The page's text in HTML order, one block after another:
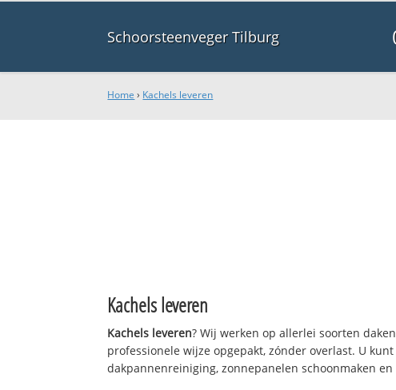
Schoorsteenveger Tilburg
Home › Kachels leveren
Kachels leveren
Kachels leveren? Wij werken op allerlei soorten
professionele wijze opgepakt, zónder overlast. U
dakpannenreiniging, zonnepanelen schoonmaken